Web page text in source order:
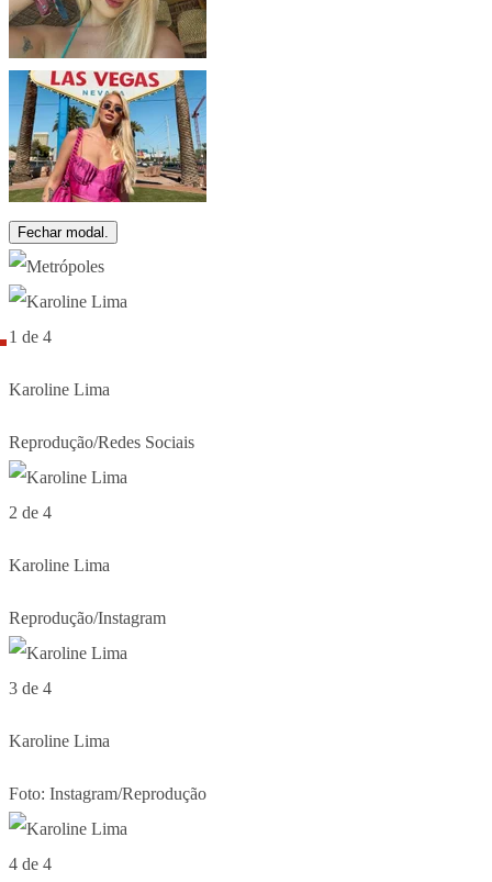
Fechar modal.
1 de 4
Karoline Lima
Reprodução/Redes Sociais
2 de 4
Karoline Lima
Reprodução/Instagram
3 de 4
Karoline Lima
Foto: Instagram/Reprodução
4 de 4